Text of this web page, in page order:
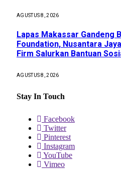
AGUSTUS 8, 2026
Lapas Makassar Gandeng
Foundation, Nusantara
Firm Salurkan Bantuan
AGUSTUS 8, 2026
Stay In Touch
Facebook
Twitter
Pinterest
Instagram
YouTube
Vimeo